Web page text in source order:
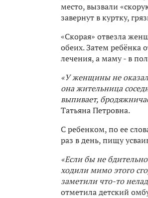
место, вызвали
завернут в куртку,
«Скорая» отвезла
обеих. Затем ребёнка
лечения, а маму - в
«У женщины не
она жительница
выпивает,
Татьяна Петровна.
С ребенком, по ее
раз в день, пищу
«Если бы не
ходили мимо этого
заметили что-то
отметила детский